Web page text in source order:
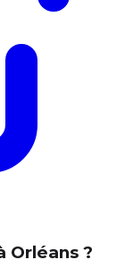
Orléans ?